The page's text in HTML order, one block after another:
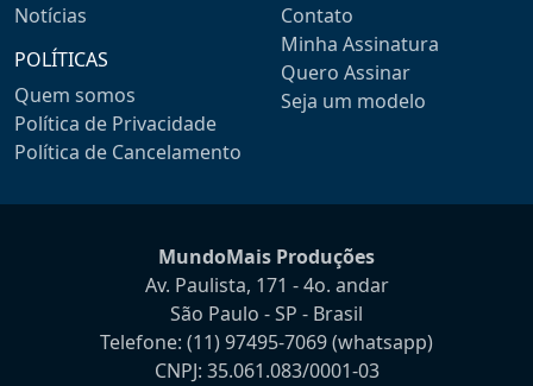
Notícias
POLÍTICAS
Quem somos
Política de Privacidade
Política de Cancelamento
Contato
Minha Assinatura
Quero Assinar
Seja um modelo
MundoMais Produções
Av. Paulista, 171 - 4o. andar
São Paulo - SP - Brasil
Telefone: (11) 97495-7069(whatsapp)
CNPJ: 35.061.083/0001-03